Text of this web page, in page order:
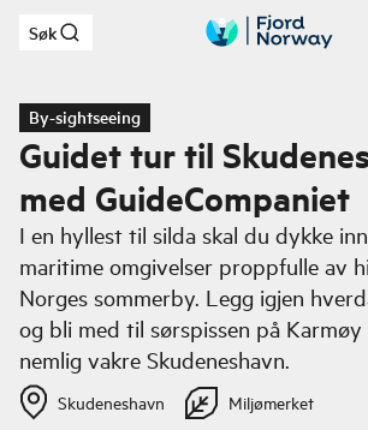
Hopp til hovedinnhold
Søk
By-sightseeing
Guidet tur til
med GuideCompaniet
I en hyllest til silda skal du dykke
maritime omgivelser proppfulle av
Norges sommerby. Legg igjen
og bli med til sørspissen på
nemlig vakre Skudeneshavn.
Skudeneshavn Miljømerket